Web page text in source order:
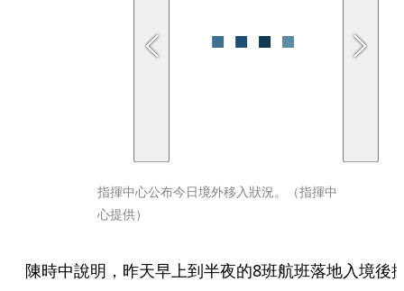
指揮中心公布今日境外移入狀況。（指揮中
心提供）
陳時中說明，昨天早上到半夜的8班航班落地入境後